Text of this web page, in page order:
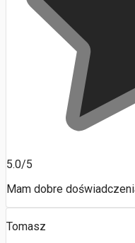
5.0/5
Mam dobre
Tomasz